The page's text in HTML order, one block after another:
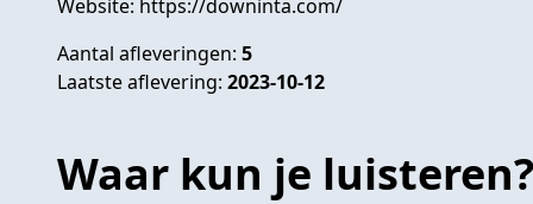
Website: https://downinta.com/
Aantal afleveringen: 5
Laatste aflevering: 2023-10-12
Waar kun je luisteren?